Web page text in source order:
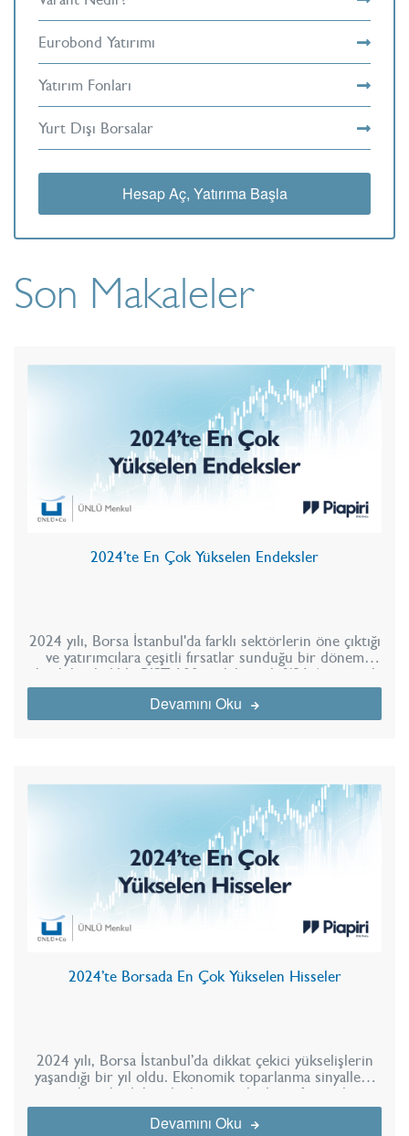
Eurobond Yatırımı
Yatırım Fonları
Yurt Dışı Borsalar
Hesap Aç, Yatırıma Başla
Son Makaleler
2024’te En Çok Yükselen Endeksler
2024 yılı, Borsa İstanbul'da farklı sektörlerin öne çıktığı
ve yatırımcılara çeşitli fırsatlar sunduğu bir dönem
olarak kaydedildi. BIST 100 endeksi, yılı %31,6 oranında
değer kazanarak tamamladı ve böylece art arda altı yıl
boyunca yükseliş serisini sürdürdü.
Devamını Oku
2024’te Borsada En Çok Yükselen Hisseler
2024 yılı, Borsa İstanbul’da dikkat çekici yükselişlerin
yaşandığı bir yıl oldu. Ekonomik toparlanma sinyalleri,
sektör bazlı hareketler ve şirketlerin finansal
performanslarındaki iyileşmeler, yıl boyunca bazı hisse
senetlerinin güçlü bir ivme yakalamasını sağladı.
Devamını Oku